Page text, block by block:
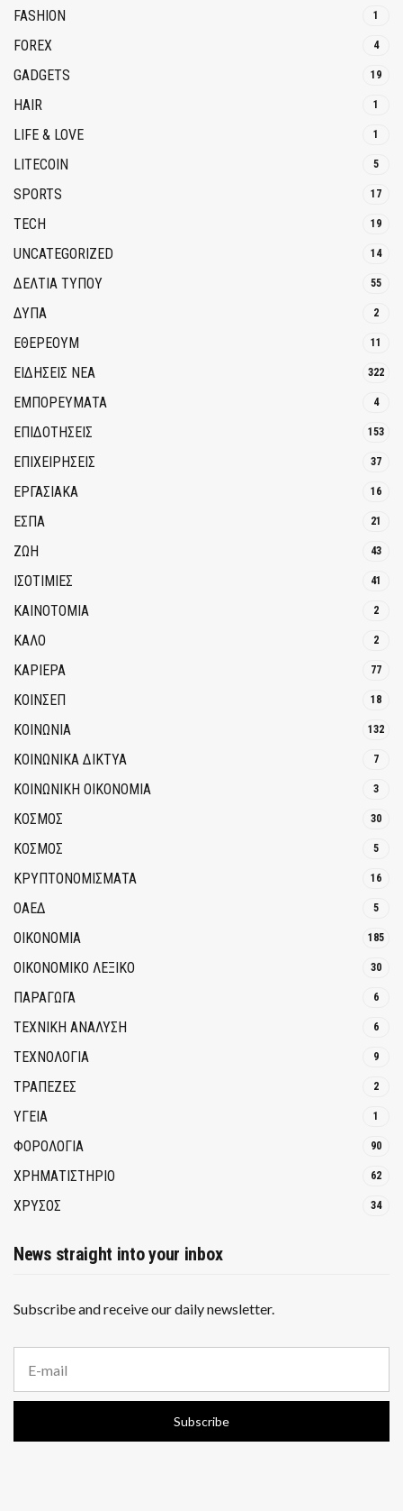
FASHION 1
FOREX 4
GADGETS 19
HAIR 1
LIFE & LOVE 1
LITECOIN 5
SPORTS 17
TECH 19
UNCATEGORIZED 14
ΔΕΛΤΙΑ ΤΥΠΟΥ 55
ΔΥΠΑ 2
ΕΘΈΡΕΟΥΜ 11
ΕΙΔΗΣΕΙΣ ΝΕΑ 322
ΕΜΠΟΡΕΥΜΑΤΑ 4
ΕΠΙΔΟΤΗΣΕΙΣ 153
ΕΠΙΧΕΙΡΗΣΕΙΣ 37
ΕΡΓΑΣΙΑΚΑ 16
ΕΣΠΑ 21
ΖΩΗ 43
ΙΣΟΤΙΜΙΕΣ 41
ΚΑΙΝΟΤΟΜΊΑ 2
ΚΑΛΟ 2
ΚΑΡΙΕΡΑ 77
ΚΟΙΝΣΕΠ 18
ΚΟΙΝΩΝΙΑ 132
ΚΟΙΝΩΝΙΚΆ ΔΊΚΤΥΑ 7
ΚΟΙΝΩΝΙΚΉ ΟΙΚΟΝΟΜΊΑ 3
ΚΟΣΜΟΣ 30
ΚΟΣΜΟΣ 5
ΚΡΥΠΤΟΝΟΜΊΣΜΑΤΑ 16
ΟΑΕΔ 5
ΟΙΚΟΝΟΜΙΑ 185
ΟΙΚΟΝΟΜΙΚΟ ΛΕΞΙΚΟ 30
ΠΑΡΑΓΩΓΑ 6
ΤΕΧΝΙΚΗ ΑΝΑΛΥΣΗ 6
ΤΕΧΝΟΛΟΓΙΑ 9
ΤΡΆΠΕΖΕΣ 2
ΥΓΕΙΑ 1
ΦΟΡΟΛΟΓΙΑ 90
ΧΡΗΜΑΤΙΣΤΗΡΙΟ 62
ΧΡΥΣΟΣ 34
News straight into your inbox
Subscribe and receive our daily newsletter.
a
i
a
Subscribe